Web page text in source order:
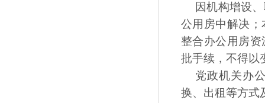
因机构增设
公用房中解决
整合办公用房
批手续，不得以
党政机关办
换、出租等方式